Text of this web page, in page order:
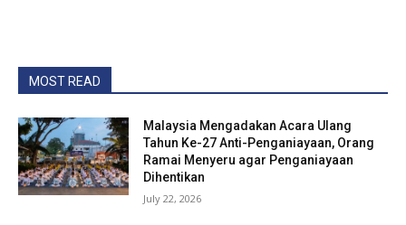
MOST READ
Malaysia Mengadakan Acara Ulang
Tahun Ke-27 Anti-Penganiayaan, Orang
Ramai Menyeru agar Penganiayaan
Dihentikan
July 22, 2026